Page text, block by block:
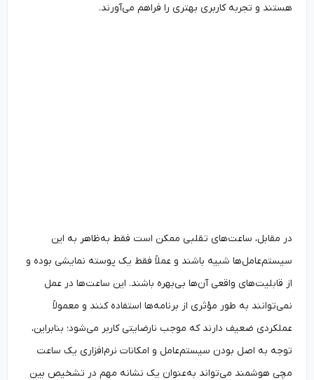
هستند و تجربه کاربری بهتری را فراهم می‌آورند.
در مقابل، ساعت‌های تقلبی ممکن است فقط به‌ظاهر به این
سیستم‌عامل‌ها شبیه باشند و عملاً فقط یک پوسته نمایشی بوده و
از قابلیت‌های واقعی آن‌ها بی‌بهره باشند. این ساعت‌ها در عمل
نمی‌توانند به طور مؤثری از برنامه‌ها استفاده کنند و معمولاً
عملکردی ضعیف دارند که موجب نارضایتی کاربر می‌شود؛ بنابراین،
توجه به اصل بودن سیستم‌عامل و امکانات نرم‌افزاری یک ساعت‌
مچی هوشمند می‌تواند به‌عنوان یک نشانه مهم در تشخیص بین